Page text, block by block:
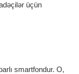
üçün
smartfondur. O,